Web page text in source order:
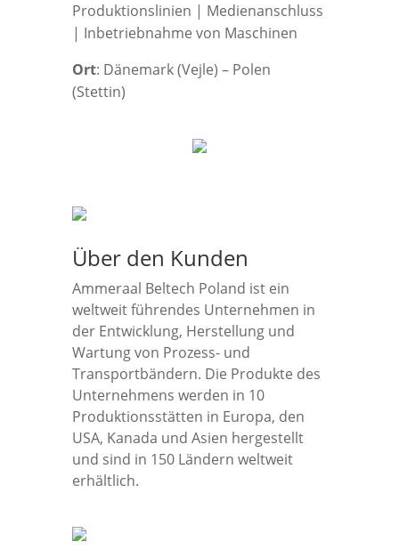
Produktionslinien | Medienanschluss
| Inbetriebnahme von Maschinen
Ort: Dänemark (Vejle) – Polen
(Stettin)
Über den Kunden
Ammeraal Beltech Poland ist ein
weltweit führendes Unternehmen in
der Entwicklung, Herstellung und
Wartung von Prozess- und
Transportbändern. Die Produkte des
Unternehmens werden in 10
Produktionsstätten in Europa, den
USA, Kanada und Asien hergestellt
und sind in 150 Ländern weltweit
erhältlich.